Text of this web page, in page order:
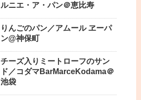
ルニエ・ア・パン＠恵比寿
りんごのパン／アムール ヱーパ
ン@神保町
チーズ入りミートローフのサン
ド／コダマBarMarceKodama＠
池袋